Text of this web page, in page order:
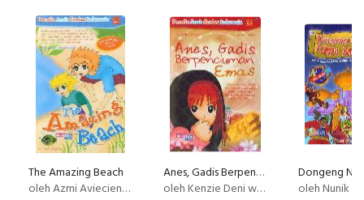
The Amazing Beach
oleh Azmi Avieciena Ansar
Anes, Gadis Berpenciuman Emas
oleh Kenzie Deni wibisono
oleh Nunik